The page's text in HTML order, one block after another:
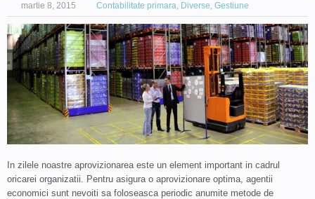
martie 8, 2015 Contabilitate primara, Diverse, Gestiune
In zilele noastre aprovizionarea este un element important in cadrul
oricarei organizatii. Pentru asigura o aprovizionare optima, agentii
economici sunt nevoiti sa foloseasca periodic anumite metode de